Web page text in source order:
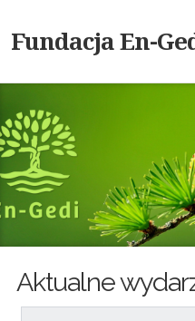
Fundacja En-
Aktualne